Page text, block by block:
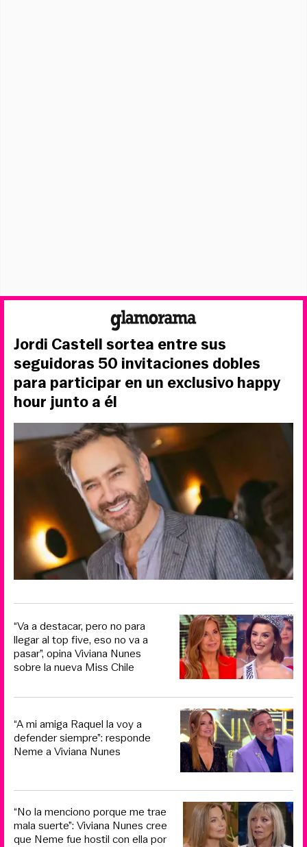
Jordi Castell sortea entre sus
seguidoras 50 invitaciones dobles
para participar en un exclusivo happy
hour junto a él
“Va a destacar, pero no para
llegar al top five, eso no va a
pasar”, opina Viviana Nunes
sobre la nueva Miss Chile
“A mi amiga Raquel la voy a
defender siempre”: responde
Neme a Viviana Nunes
“No la menciono porque me trae
mala suerte”: Viviana Nunes cree
que Neme fue hostil con ella por